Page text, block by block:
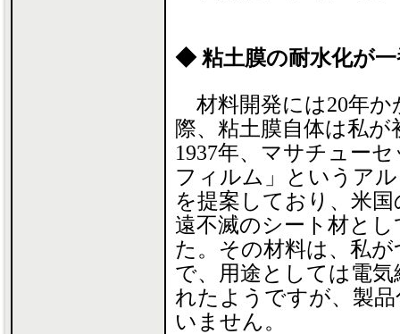
◆ 粘土膜の耐水化が
材料開発には20年か
際、粘土膜自体は私
1937年、マサチュー
フィルム」というア
を提案しており、米
遠不滅のシート材と
た。その材料は、私
で、用途としては電
れたようですが、製
いません。